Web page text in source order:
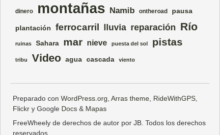
dinero montañas Namib ontheroad pausa
plantación ferrocarril lluvia reparación Río
ruinas Sahara mar nieve puesta del sol pistas
tribu Video agua cascada viento
Preparado con WordPress.org, Arras theme, RideWithGPS,
Flickr y Google Docs & Mapas
FreeWheely de derechos de autor por JB. Todos los derechos
reservados.